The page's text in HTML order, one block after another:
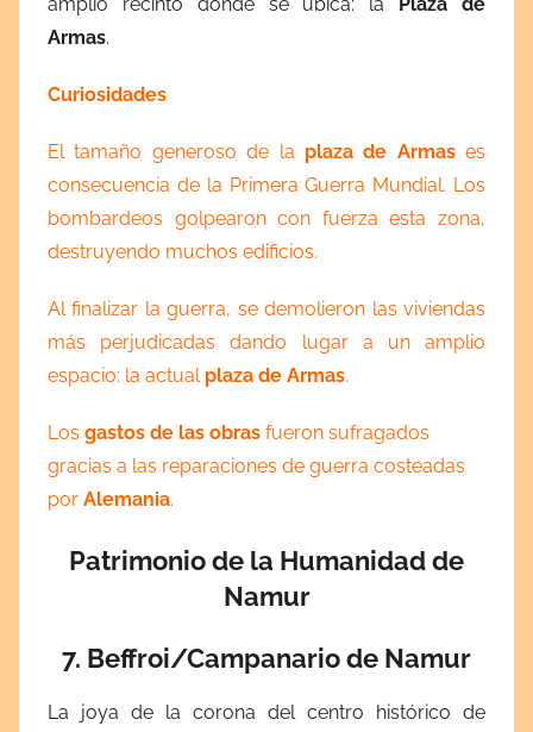
Armas.
Curiosidades
El tamaño generoso de la plaza de Armases
consecuencia de la Primera Guerra Mundial. Los
bombardeos golpearon con fuerza esta zona,
destruyendo muchos edificios.
Al finalizar la guerra, se demolieron las viviendas
más perjudicadas dando lugar a un amplio
espacio: la actual plaza de Armas.
Los gastos de las obras fueron sufragados
gracias a las reparaciones de guerra costeadas
por Alemania.
Patrimonio de la Humanidad de
Namur
7. Beffroi/Campanario de Namur
La joya de la corona del centro histórico de